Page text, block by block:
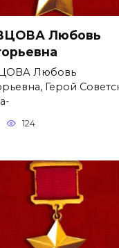
Любовь
Любовь
Герой
124